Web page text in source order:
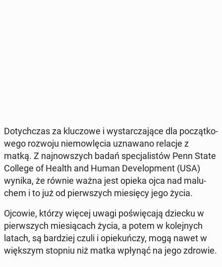
Do­tych­czas za klu­czo­we i wy­star­cza­ją­ce dla po­cząt­ko­
we­go rozwoju nie­mow­lę­cia uzna­wa­no relacje z
matką. Z naj­now­szych badań spe­cja­li­stów Penn State
College of Health and Human De­ve­lop­ment (USA)
wynika, że równie ważna jest opieka ojca nad ma­lu­
chem i to już od pierw­szych mie­się­cy jego życia.
Ojcowie, którzy więcej uwagi po­świę­ca­ją dziecku w
pierw­szych mie­sią­cach życia, a potem w ko­lej­nych
latach, są bar­dziej czuli i opie­kuń­czy, mogą nawet w
więk­szym stopniu niż matka wpłynąć na jego zdrowie.